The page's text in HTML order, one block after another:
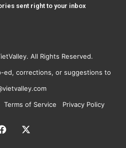
sent right to your inbox
All Rights Reserved.
ed, corrections, or suggestions to
Terms of Service Privacy Policy
Facebook